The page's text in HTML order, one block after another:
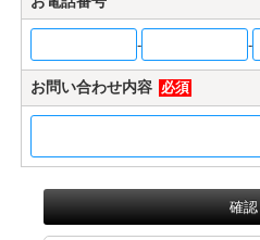
社概要
問い合わせ
- -
お問い合わせ内容 必須